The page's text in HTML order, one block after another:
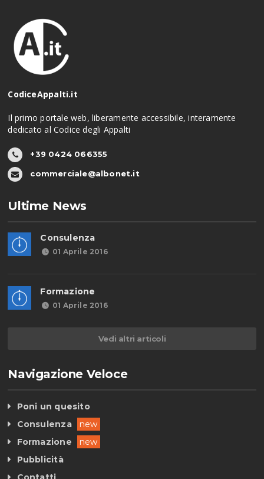
CodiceAppalti.it
Il primo portale web, liberamente accessibile, interamente
dedicato al Codice degli Appalti
+39 0424 066355
commerciale@albonet.it
Ultime News
Consulenza
01 Aprile 2016
Formazione
01 Aprile 2016
Vedi altri articoli
Navigazione Veloce
Poni un quesito
Consulenza
new
Formazione
new
Pubblicità